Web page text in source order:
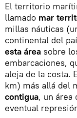
El territorio
llamado mar
millas náuticas
continental del
esta área sobre
embarcaciones,
aleja de la costa.
km) más allá del
contigua, un área
eventual